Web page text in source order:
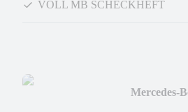
VOLL MB SCHECKHEFT
Mercedes-